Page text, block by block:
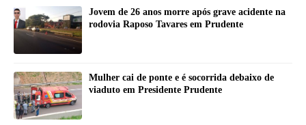
Jovem de 26 anos morre após grave acidente na
rodovia Raposo Tavares em Prudente
Mulher cai de ponte e é socorrida debaixo de
viaduto em Presidente Prudente